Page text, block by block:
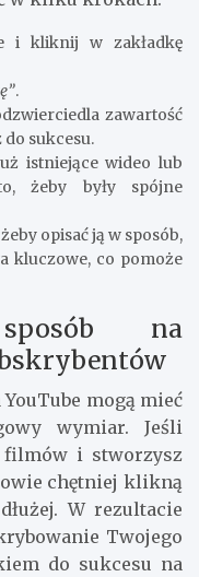
i kliknij w zakładkę
.
zawartość
do sukcesu.
istniejące wideo lub
żeby były spójne
opisać ją w sposób,
kluczowe, co pomoże
na
mogą mieć
wymiar. Jeśli
filmów i stworzysz
chętniej klikną
W rezultacie
Twojego
do sukcesu na